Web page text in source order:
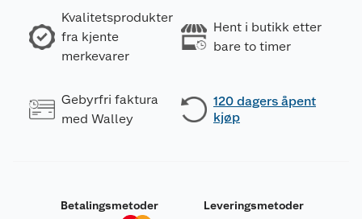
Kvalitetsprodukter
fra kjente
merkevarer
Hent i butikk etter
bare to timer
Gebyrfri faktura
med Walley
120 dagers åpent
kjøp
Betalingsmetoder Leveringsmetoder